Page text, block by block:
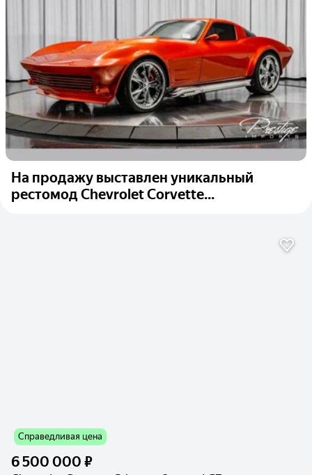
На продажу выставлен уникальный
рестомод Chevrolet Corvette...
Справедливая цена
6 500 000 ₽